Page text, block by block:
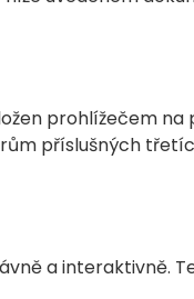
prohlížečem
příslušných
a interaktivně.